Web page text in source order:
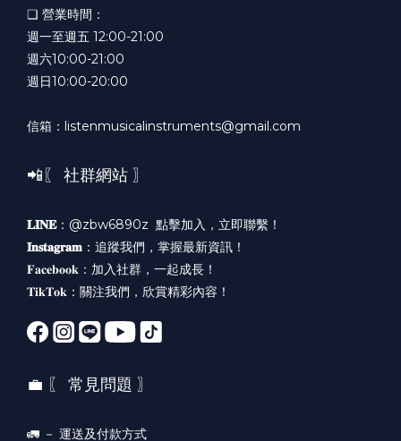
❏ 營業時間：
週一至週五 12:00-21:00
週六10:00-21:00
週日10:00-20:00
信箱：listenmusicalinstruments@gmail.com
📲〖 社群網站 〗
𝐋𝐈𝐍𝐄：@zbw6890z 點擊加入，立即聯繫！
𝐈𝐧𝐬𝐭𝐚𝐠𝐫𝐚𝐦 ： 追蹤我們，掌握最新資訊！
𝐅𝐚𝐜𝐞𝐛𝐨𝐨𝐤： 加入社群，一起成長！
𝐓𝐢𝐤𝐓𝐨𝐤： 關注我們，欣賞精彩內容！
💼 〖 常見問題 〗
🚛 － 運送及付款方式